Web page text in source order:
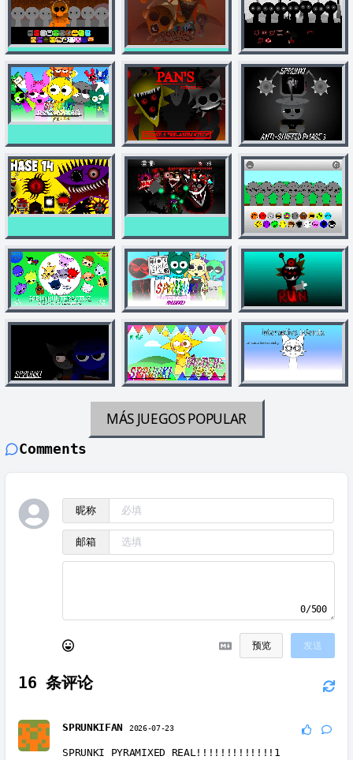
MÁS JUEGOSPOPULAR
Comments
昵称
邮箱
0/500
预览 发送
16 条评论
SPRUNKIFAN 2026-07-23
SPRUNKI PYRAMIXED REAL!!!!!!!!!!!!!1